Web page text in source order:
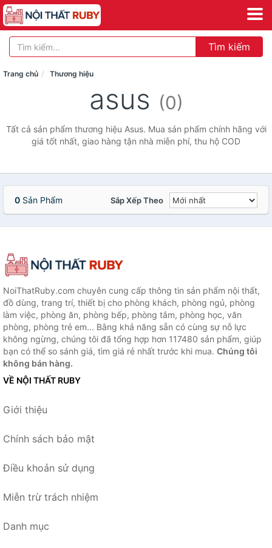
Tìm kiếm
Trang chủ Thương hiệu
asus (0)
Tất cả sản phẩm thương hiệu Asus. Mua sản phẩm chính hãng với
giá tốt nhất, giao hàng tận nhà miễn phí, thu hộ COD
0 Sản Phẩm Sắp Xếp Theo
NoiThatRuby.com chuyên cung cấp thông tin sản phẩm nội thất,
đồ dùng, trang trí, thiết bị cho phòng khách, phòng ngủ, phòng
làm việc, phòng ăn, phòng bếp, phòng tắm, phòng học, văn
phòng, phòng trẻ em... Bằng khả năng sẵn có cùng sự nỗ lực
không ngừng, chúng tôi đã tổng hợp hơn 117480 sản phẩm, giúp
bạn có thể so sánh giá, tìm giá rẻ nhất trước khi mua. Chúng tôi
không bán hàng.
VỀ NỘI THẤT RUBY
Giới thiệu
Chính sách bảo mật
Điều khoản sử dụng
Miễn trừ trách nhiệm
Danh mục